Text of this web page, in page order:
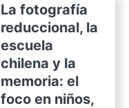
La fotografía
reduccional, la
escuela
chilena y la
memoria: el
foco en niños,